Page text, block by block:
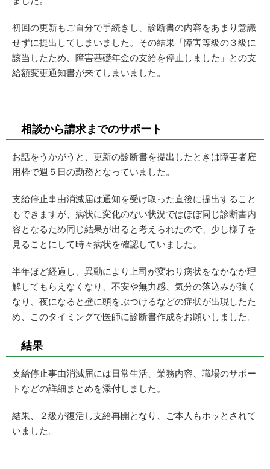
初回の更新もご自分で手続きし、診断書の内容をあまり意識
せずに提出してしまいました。その結果「障害等級の３級に
該当したため、障害基礎年金の支給を停止しました」との支
給額変更通知書が来てしまいました。
相談から請求までのサポート
お話をうかがうと、更新の診断書を提出したときは障害者雇
用枠で週５日の勤務となっていました。
支給停止事由消滅届は通知を受け取った直後に提出すること
もできますが、病状に変化のない状況ではほぼ同じ診断書内
容となるため同じ結果が出ると考えられたので、少し様子を
見ることにして時々病状を確認していました。
半年ほど経過し、異動により上司が変わり病状をなかなか理
解してもらえなくなり、不安や無力感、気分の落込みが強く
なり、夜になると壁に頭をぶつけるなどの症状が出現したた
め、このタイミングで医師に診断書作成をお願いしました。
結果
支給停止事由消滅届には日常生活、業務内容、職場のサポー
トなどの詳細まとめを添付しました。
結果、２級が復活し支給再開となり、ご本人もホッとされて
いました。